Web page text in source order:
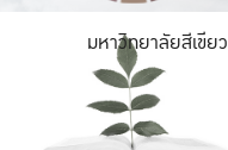
มหาวิทยาลัยสีเขียว